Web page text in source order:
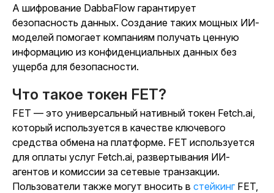
А шифрование DabbaFlow гарантирует
безопасность данных. Создание таких мощных ИИ-
моделей помогает компаниям получать ценную
информацию из конфиденциальных данных без
ущерба для безопасности.
Что такое токен FET?
FET — это универсальный нативный токен Fetch.ai,
который используется в качестве ключевого
средства обмена на платформе. FET используется
для оплаты услуг Fetch.ai, развертывания ИИ-
агентов и комиссии за сетевые транзакции.
Пользователи также могут вносить в стейкингFET,